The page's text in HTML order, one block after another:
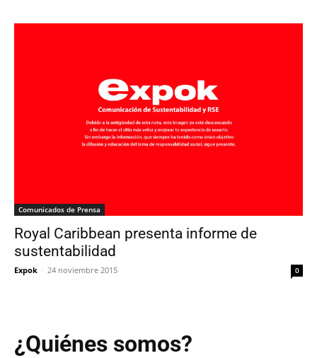
Comunicados de Prensa
Royal Caribbean presenta informe de
sustentabilidad
Expok - 24 noviembre 2015 0
¿Quiénes somos?